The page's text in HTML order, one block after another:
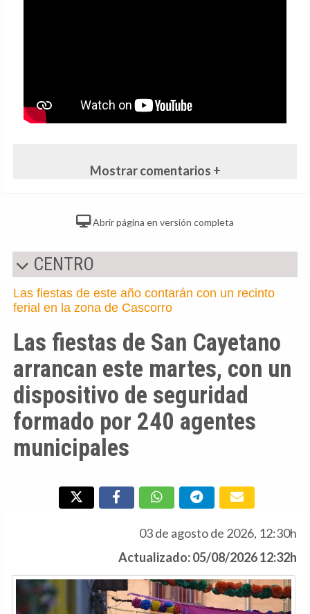
Mostrar comentarios +
Abrir página en versión completa
CENTRO
Las fiestas de este año contarán con un recinto
ferial en la zona de Cascorro
Las fiestas de San Cayetano
arrancan este martes, con un
dispositivo de seguridad
formado por 240 agentes
municipales
03 de agosto de 2026, 12:30h
Actualizado: 05/08/2026 12:32h